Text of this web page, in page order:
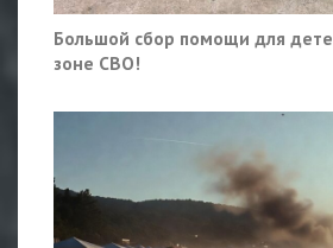
Большой сбор помощи для
зоне СВО!